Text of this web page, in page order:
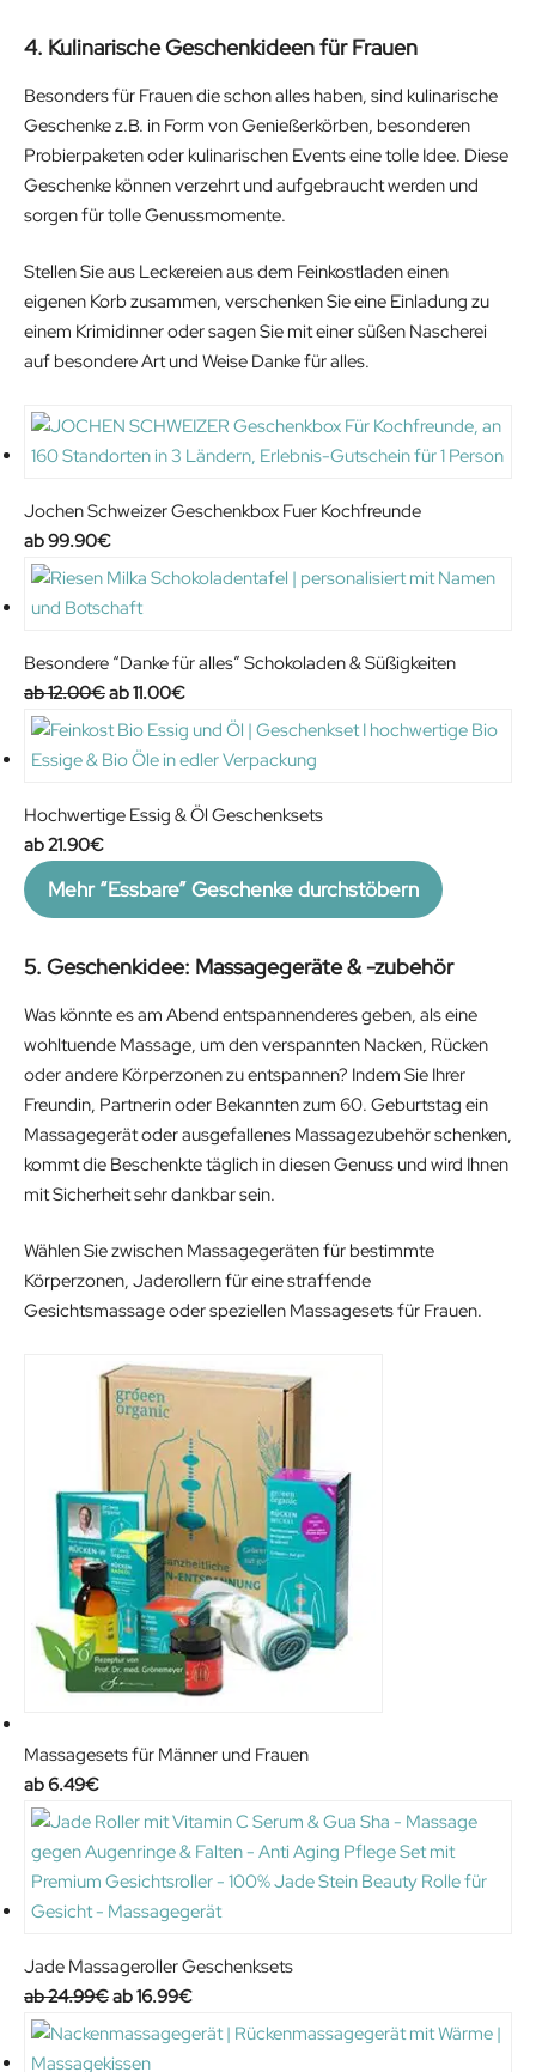
4. Kulinarische Geschenkideen für Frauen
Besonders für Frauen die schon alles haben, sind kulinarische
Geschenke z.B. in Form von Genießerkörben, besonderen
Probierpaketen oder kulinarischen Events eine tolle Idee. Diese
Geschenke können verzehrt und aufgebraucht werden und
sorgen für tolle Genussmomente.
Stellen Sie aus Leckereien aus dem Feinkostladen einen
eigenen Korb zusammen, verschenken Sie eine Einladung zu
einem Krimidinner oder sagen Sie mit einer süßen Nascherei
auf besondere Art und Weise Danke für alles.
Jochen Schweizer Geschenkbox Fuer Kochfreunde
99.90€
Besondere “Danke für alles” Schokoladen & Süßigkeiten
12.00€O
r
i
i
l
r
c
e
w
a
s
:
1
.
0
0
.
11.00€C
u
r
e
p
i
e
i
s
:
1
1
.
0
€
.
Hochwertige Essig & Öl Geschenksets
21.90€
Mehr “Essbare” Geschenke durchstöbern
5. Geschenkidee: Massagegeräte & -zubehör
Was könnte es am Abend entspannenderes geben, als eine
wohltuende Massage, um den verspannten Nacken, Rücken
oder andere Körperzonen zu entspannen? Indem Sie Ihrer
Freundin, Partnerin oder Bekannten zum 60. Geburtstag ein
Massagegerät oder ausgefallenes Massagezubehör schenken,
kommt die Beschenkte täglich in diesen Genuss und wird Ihnen
mit Sicherheit sehr dankbar sein.
Wählen Sie zwischen Massagegeräten für bestimmte
Körperzonen, Jaderollern für eine straffende
Gesichtsmassage oder speziellen Massagesets für Frauen.
Massagesets für Männer und Frauen
6.49€
Jade Massageroller Geschenksets
24.99€O
r
i
16.99€C
u